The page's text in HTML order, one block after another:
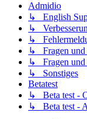
Admidio
↳ English
↳
↳
↳ Fragen und
↳ Fragen und
↳ Sonstiges
Betatest
↳ Beta test -
↳ Beta test -